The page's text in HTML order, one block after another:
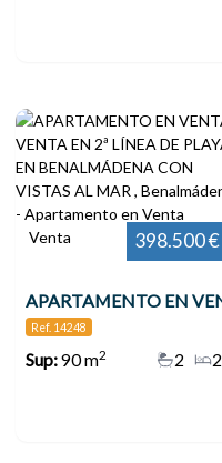
Venta 398.500 €
Ref. 14248
Sup:90 m2 2
2